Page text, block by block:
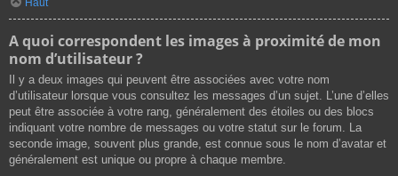
Haut
A quoi correspondent les images à proximité de mon
nom d’utilisateur ?
Il y a deux images qui peuvent être associées avec votre nom
d’utilisateur lorsque vous consultez les messages d’un sujet. L’une d’elles
peut être associée à votre rang, généralement des étoiles ou des blocs
indiquant votre nombre de messages ou votre statut sur le forum. La
seconde image, souvent plus grande, est connue sous le nom d’avatar et
généralement est unique ou propre à chaque membre.